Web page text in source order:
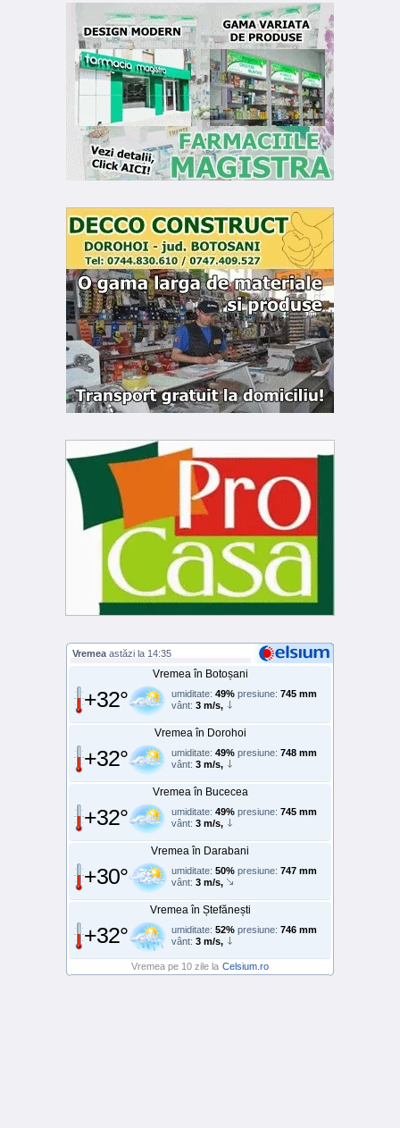
Vremea astăzi la 14:35
Vremea în Botoșani
+32° umiditate: 49% presiune: 745 mm
vânt: 3 m/s,
Vremea în Dorohoi
+32° umiditate: 49% presiune: 748 mm
vânt: 3 m/s,
Vremea în Bucecea
+32° umiditate: 49% presiune: 745 mm
vânt: 3 m/s,
Vremea în Darabani
+30° umiditate: 50% presiune: 747 mm
vânt: 3 m/s,
Vremea în Ștefănești
+32° umiditate: 52% presiune: 746 mm
vânt: 3 m/s,
Vremea pe 10 zile la Celsium.ro